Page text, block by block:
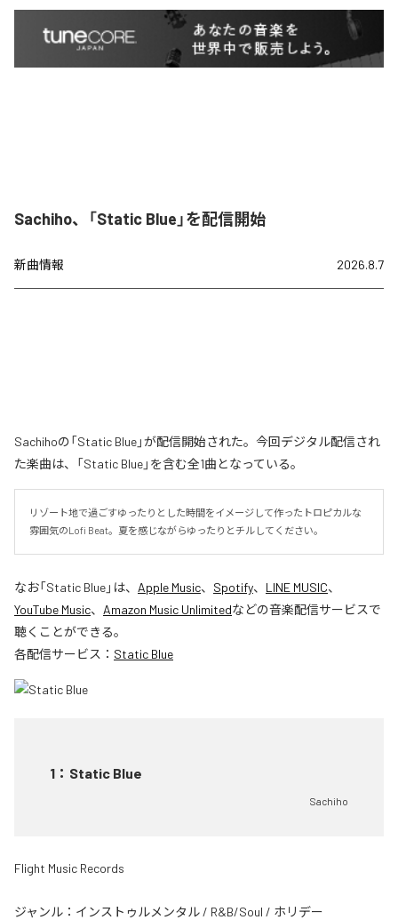
Sachiho、「Static Blue」を配信開始
新曲情報 2026.8.7
Sachihoの「Static Blue」が配信開始された。今回デジタル配信され
た楽曲は、「Static Blue」を含む全1曲となっている。
リゾート地で過ごすゆったりとした時間をイメージして作ったトロピカルな
雰囲気のLofi Beat。夏を感じながらゆったりとチルしてください。
なお「Static Blue」は、 Apple Music、 Spotify、 LINE MUSIC、
YouTube Music、 Amazon Music Unlimitedなどの音楽配信サービスで
聴くことができる。
各配信サービス： Static Blue
1 ： Static Blue
Sachiho
Flight Music Records
ジャンル： インストゥルメンタル / R&B/Soul / ホリデー